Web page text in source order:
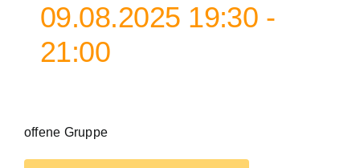
09.08.2025 19:30 -
21:00
offene Gruppe